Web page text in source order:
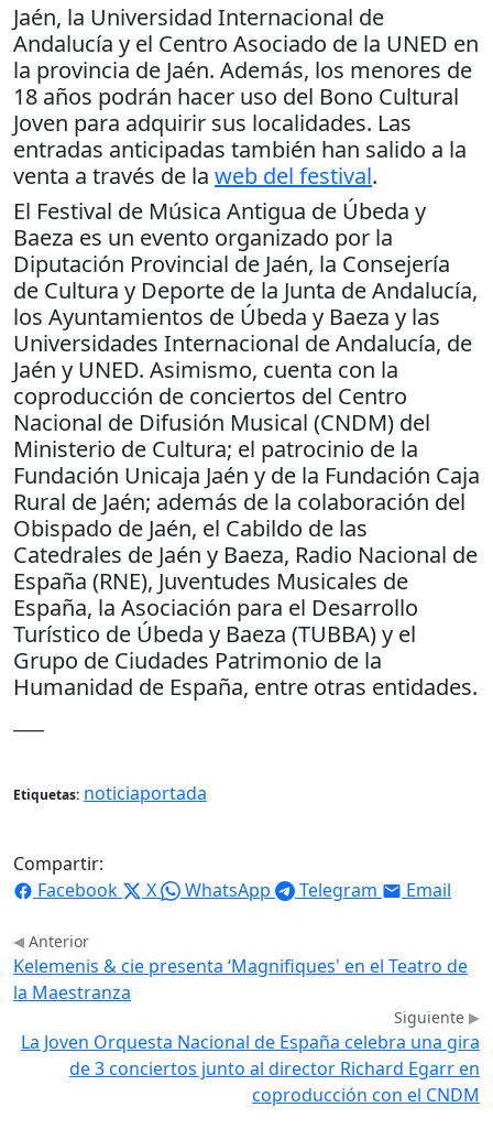
Jaén, la Universidad Internacional de
Andalucía y el Centro Asociado de la UNED en
la provincia de Jaén. Además, los menores de
18 años podrán hacer uso del Bono Cultural
Joven para adquirir sus localidades. Las
entradas anticipadas también han salido a la
venta a través de la web del festival.
El Festival de Música Antigua de Úbeda y
Baeza es un evento organizado por la
Diputación Provincial de Jaén, la Consejería
de Cultura y Deporte de la Junta de Andalucía,
los Ayuntamientos de Úbeda y Baeza y las
Universidades Internacional de Andalucía, de
Jaén y UNED. Asimismo, cuenta con la
coproducción de conciertos del Centro
Nacional de Difusión Musical (CNDM) del
Ministerio de Cultura; el patrocinio de la
Fundación Unicaja Jaén y de la Fundación Caja
Rural de Jaén; además de la colaboración del
Obispado de Jaén, el Cabildo de las
Catedrales de Jaén y Baeza, Radio Nacional de
España (RNE), Juventudes Musicales de
España, la Asociación para el Desarrollo
Turístico de Úbeda y Baeza (TUBBA) y el
Grupo de Ciudades Patrimonio de la
Humanidad de España, entre otras entidades.
Etiquetas: noticiaportada
Compartir:
Facebook
X WhatsApp Telegram Email
Anterior
Kelemenis & cie presenta ‘Magnifiques' en el Teatro de
la Maestranza
Siguiente
La Joven Orquesta Nacional de España celebra una gira
de 3 conciertos junto al director Richard Egarr en
coproducción con el CNDM